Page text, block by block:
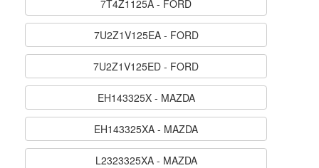
7T4Z1125A - FORD
7U2Z1V125EA - FORD
7U2Z1V125ED - FORD
EH143325X - MAZDA
EH143325XA - MAZDA
L2323325XA - MAZDA